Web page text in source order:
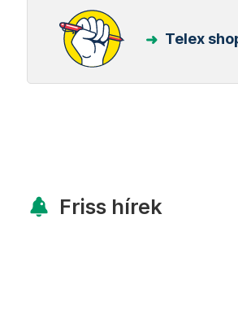
Telex
Friss hírek